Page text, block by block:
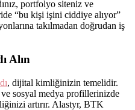
portfolyo siteniz ve
“bu kişi işini ciddiye alıyor”
takılmadan doğrudan iş
Alın
, dijital kimliğinizin temelidir.
sosyal medya profillerinizde
artırır. Alastyr, BTK